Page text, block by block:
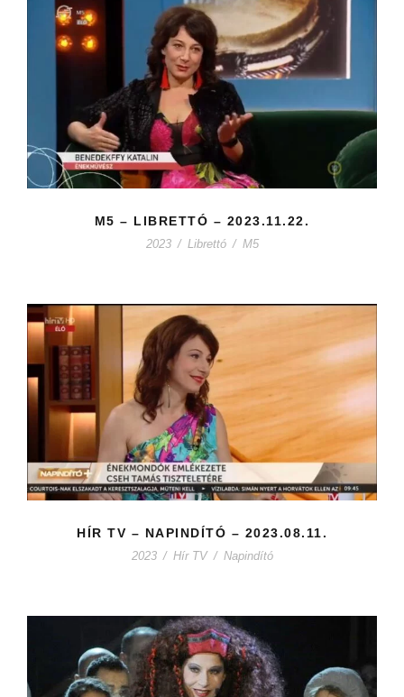
M5 – LIBRETTÓ – 2023.11.22.
2023 / Librettó / M5
HÍR TV – NAPINDÍTÓ – 2023.08.11.
2023 / Hír TV / Napindító